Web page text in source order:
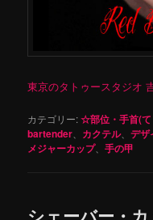
東京のタトゥースタジオ
カテゴリー:☆部位・手首(て
bartender カクテル、デザ
メジャーカップ、手の甲
シェーバー・